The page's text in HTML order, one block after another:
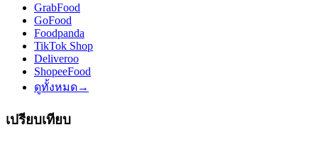
GrabFood
GoFood
Foodpanda
TikTok Shop
Deliveroo
ShopeeFood
ดูทั้งหมด→
เปรียบเทียบ